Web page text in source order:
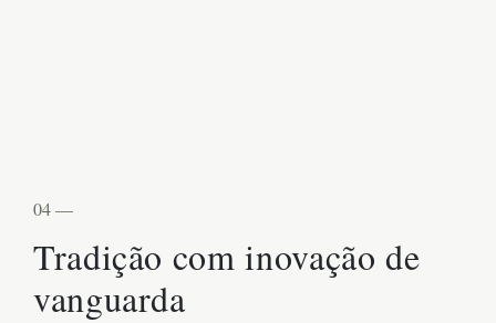
04 —
Tradição com inovação de
vanguarda